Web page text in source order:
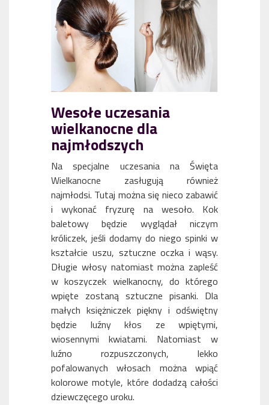
Wesołe uczesania
wielkanocne dla
najmłodszych
Na specjalne uczesania na Święta
Wielkanocne zasługują również
najmłodsi. Tutaj można się nieco zabawić
i wykonać fryzurę na wesoło. Kok
baletowy będzie wyglądał niczym
króliczek, jeśli dodamy do niego spinki w
kształcie uszu, sztuczne oczka i wąsy.
Długie włosy natomiast można zapleść
w koszyczek wielkanocny, do którego
wpięte zostaną sztuczne pisanki. Dla
małych księżniczek piękny i odświętny
będzie luźny kłos ze wpiętymi,
wiosennymi kwiatami. Natomiast w
luźno rozpuszczonych, lekko
pofalowanych włosach można wpiąć
kolorowe motyle, które dodadzą całości
dziewczęcego uroku.